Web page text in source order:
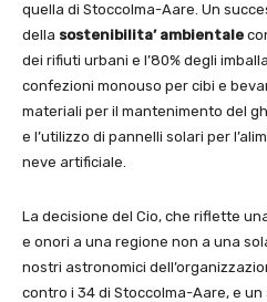
quella di Stoccolma-Aare. Un
della sostenibilita’ ambientale
dei rifiuti urbani e l’80% degli
confezioni monouso per cibi e
materiali per il mantenimento del
e l’utilizzo di pannelli solari per
neve artificiale.
La decisione del Cio, che riflette
e onori a una regione non a una
nostri astronomici
contro i 34 di Stoccolma-Aare, e